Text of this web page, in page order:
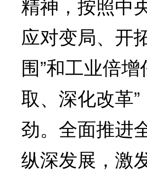
应对变局、开
围”和工业倍
取、深化改革
劲。全面推进
纵深发展，激